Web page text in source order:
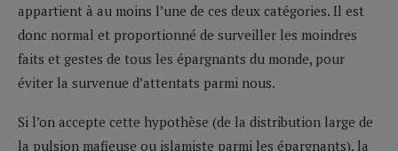
appartient à au moins l’une de ces deux catégories. Il est
donc normal et proportionné de surveiller les moindres
faits et gestes de tous les épargnants du monde, pour
éviter la survenue d’attentats parmi nous.
Si l’on accepte cette hypothèse (de la distribution large de
la pulsion mafieuse ou islamiste parmi les épargnants), la